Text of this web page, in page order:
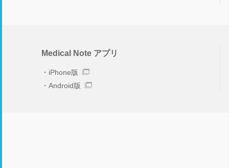
Medical Note アプリ
iPhone版
Android版